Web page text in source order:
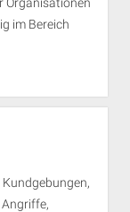
im Bereich